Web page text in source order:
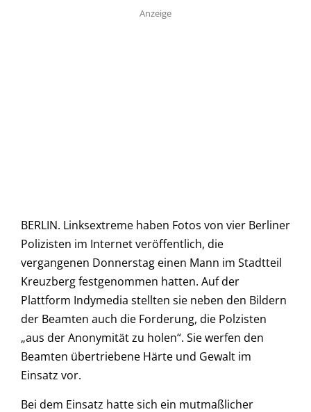
Anzeige
BERLIN. Linksextreme haben Fotos von vier Berliner
Polizisten im Internet veröffentlich, die
vergangenen Donnerstag einen Mann im Stadtteil
Kreuzberg festgenommen hatten. Auf der
Plattform Indymedia stellten sie neben den Bildern
der Beamten auch die Forderung, die Polzisten
„aus der Anonymität zu holen“. Sie werfen den
Beamten übertriebene Härte und Gewalt im
Einsatz vor.
Bei dem Einsatz hatte sich ein mutmaßlicher